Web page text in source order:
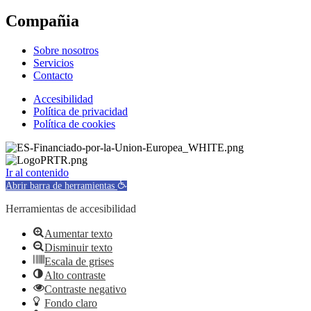
Compañia
Sobre nosotros
Servicios
Contacto
Accesibilidad
Política de privacidad
Política de cookies
Ir al contenido
Abrir barra de herramientas
Herramientas de accesibilidad
Aumentar texto
Disminuir texto
Escala de grises
Alto contraste
Contraste negativo
Fondo claro